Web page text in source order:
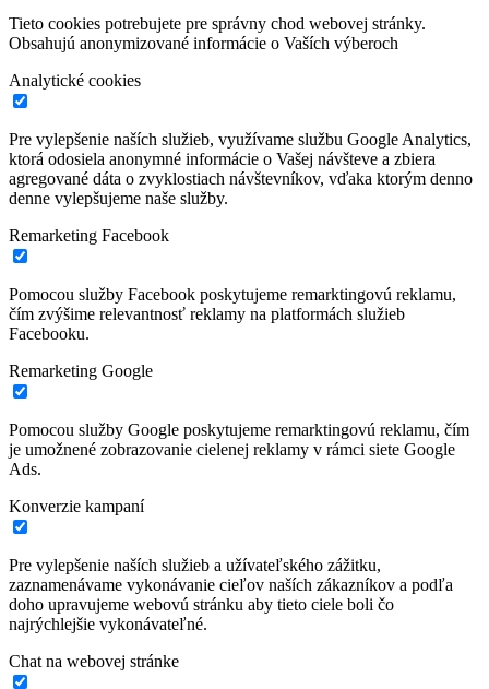
Tieto cookies potrebujete pre správny chod webovej stránky.
Obsahujú anonymizované informácie o Vaších výberoch
Analytické cookies
Pre vylepšenie naších služieb, využívame službu Google Analytics,
ktorá odosiela anonymné informácie o Vašej návšteve a zbiera
agregované dáta o zvyklostiach návštevníkov, vďaka ktorým denno
denne vylepšujeme naše služby.
Remarketing Facebook
Pomocou služby Facebook poskytujeme remarktingovú reklamu,
čím zvýšime relevantnosť reklamy na platformách služieb
Facebooku.
Remarketing Google
Pomocou služby Google poskytujeme remarktingovú reklamu, čím
je umožnené zobrazovanie cielenej reklamy v rámci siete Google
Ads.
Konverzie kampaní
Pre vylepšenie naších služieb a užívateľského zážitku,
zaznamenávame vykonávanie cieľov naších zákazníkov a podľa
doho upravujeme webovú stránku aby tieto ciele boli čo
najrýchlejšie vykonávateľné.
Chat na webovej stránke